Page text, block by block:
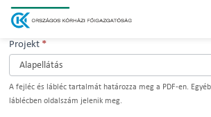
Skip
Továbbképzések
Projekt *
Projekt
A fejléc és lábléc tartalmát határozza meg a PDF-en.
láblécben oldalszám jelenik meg.